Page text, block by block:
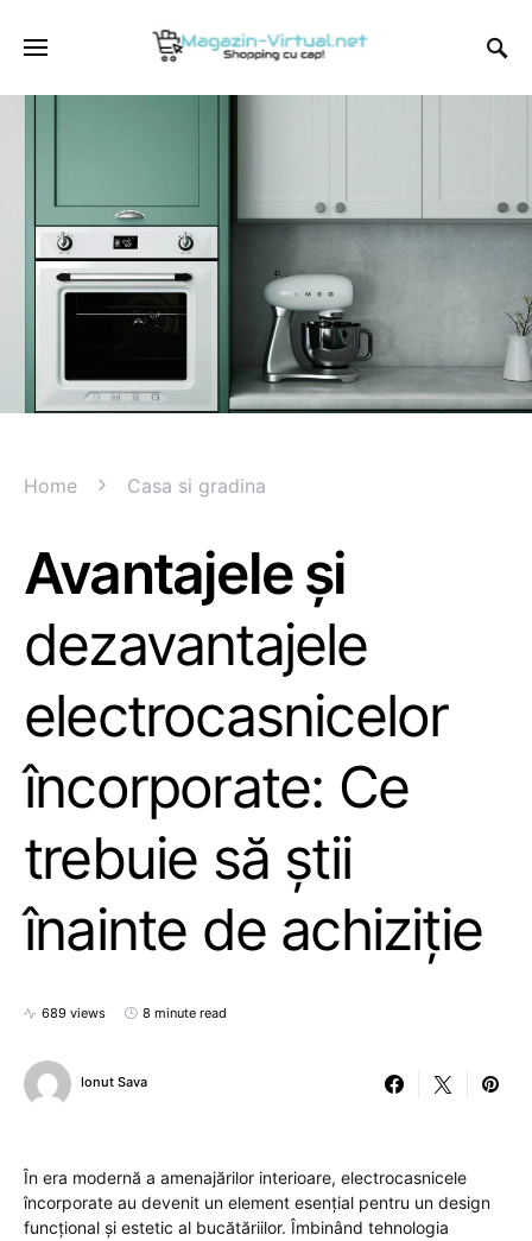
Home Casa si gradina
Avantajele și
dezavantajele
electrocasnicelor
încorporate: Ce
trebuie să știi
înainte de achiziție
689 views 8 minute read
Ionut Sava
În era modernă a amenajărilor interioare, electrocasnicele
încorporate au devenit un element esențial pentru un design
funcțional și estetic al bucătăriilor. Îmbinând tehnologia